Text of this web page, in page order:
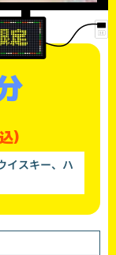
)
イスキー、ハ